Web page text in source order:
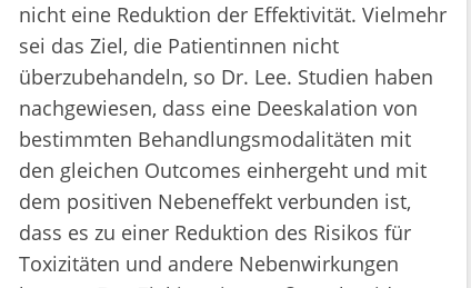
nicht eine Reduktion der Effektivität. Vielmehr
sei das Ziel, die Patientinnen nicht
überzubehandeln, so Dr. Lee. Studien haben
nachgewiesen, dass eine Deeskalation von
bestimmten Behandlungsmodalitäten mit
den gleichen Outcomes einhergeht und mit
dem positiven Nebeneffekt verbunden ist,
dass es zu einer Reduktion des Risikos für
Toxizitäten und andere Nebenwirkungen